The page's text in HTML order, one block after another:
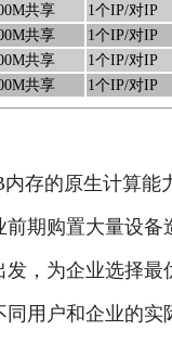
共享 1个IP/对IP
共享 1个IP/对IP
共享 1个IP/对IP
共享 1个IP/对IP
存的原生计算能
期购置大量设备
，为企业选择最
用户和企业的